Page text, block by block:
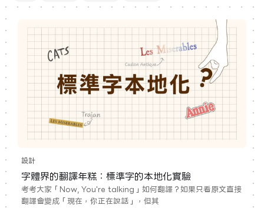
設計
字體界的翻譯年糕：標準字的本地化實驗
考考大家「Now, You're talking」如何翻譯？如果只看原文直接
翻譯會變成「現在，你正在說話」，但其